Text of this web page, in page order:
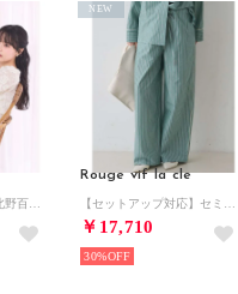
Rouge vif la cle
￥17,710
NEW
30%